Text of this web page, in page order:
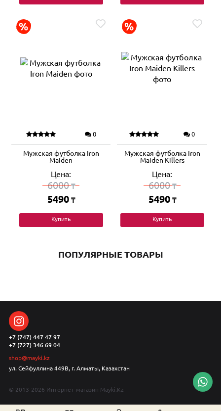
0
Мужская футболка Iron
Maiden
Цена:
6000₸
5490 ₸
Купить
0
Мужская футболка Iron
Maiden Killers
Цена:
6000₸
5490 ₸
Купить
ПОПУЛЯРНЫЕ ТОВАРЫ
+7 (747) 447 47 97
+7 (727) 346 69 04
shop@mayki.kz
ул. Сейфуллина 449В, г. Алматы, Казахстан
© 2013-2026 Интернет-магазин Mayki.Kz